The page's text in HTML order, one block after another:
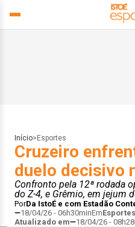
Início> Esportes
Cruzeiro
duelo decisivo
Confronto pela 12ª rodada
do Z-4, e Grêmio, em jejum
PorDa IstoÉ e com Estadão
18/04/26 - 06h30minEmEsportes
Atualizado em
18/04/26 -